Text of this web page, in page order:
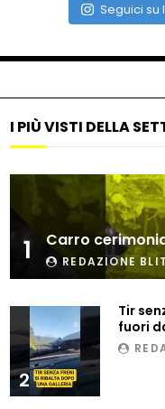
Seguici su
I PIÙ VISTI DELLA
1 REDAZIONE
2
Tir
fuori